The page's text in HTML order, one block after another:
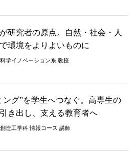
研究者の原点。自然・社会・人
環境をよりよいものに
学イノベーション系 教授
ング”を学生へつなぐ。高専生の
き出し、支える教育者へ
造工学科 情報コース 講師